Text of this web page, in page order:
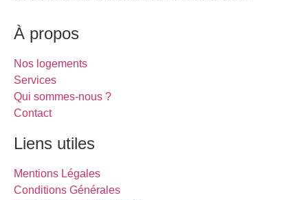
À propos
Nos logements
Services
Qui sommes-nous ?
Contact
Liens utiles
Mentions Légales
Conditions Générales